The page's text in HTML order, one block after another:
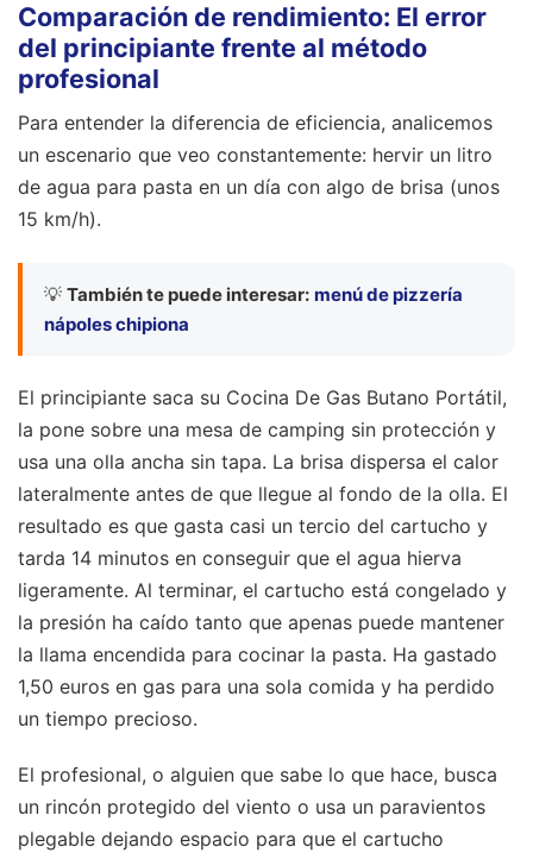
Comparación de rendimiento: El error
del principiante frente al método
profesional
Para entender la diferencia de eficiencia, analicemos
un escenario que veo constantemente: hervir un litro
de agua para pasta en un día con algo de brisa (unos
15 km/h).
💡 También te puede interesar: menú de pizzería
nápoles chipiona
El principiante saca su Cocina De Gas Butano Portátil,
la pone sobre una mesa de camping sin protección y
usa una olla ancha sin tapa. La brisa dispersa el calor
lateralmente antes de que llegue al fondo de la olla. El
resultado es que gasta casi un tercio del cartucho y
tarda 14 minutos en conseguir que el agua hierva
ligeramente. Al terminar, el cartucho está congelado y
la presión ha caído tanto que apenas puede mantener
la llama encendida para cocinar la pasta. Ha gastado
1,50 euros en gas para una sola comida y ha perdido
un tiempo precioso.
El profesional, o alguien que sabe lo que hace, busca
un rincón protegido del viento o usa un paravientos
plegable dejando espacio para que el cartucho